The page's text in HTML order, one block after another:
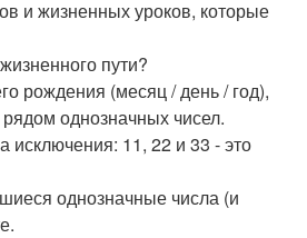
и жизненных уроков, которые
пути?
рождения (месяц / день / год),
однозначных чисел.
исключения: 11, 22 и 33 - это
однозначные числа (и